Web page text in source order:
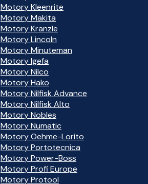
Motory Kleenrite
Motory Makita
Motory Kranzle
Motory Lincoln
Motory Minuteman
Motory Igefa
Motory Nilco
Motory Hako
Motory Nilfisk Advance
Motory Nilfisk Alto
Motory Nobles
Motory Numatic
Motory Oehme-Lorito
Motory Portotecnica
Motory Power-Boss
Motory Profi Europe
Motory Protool